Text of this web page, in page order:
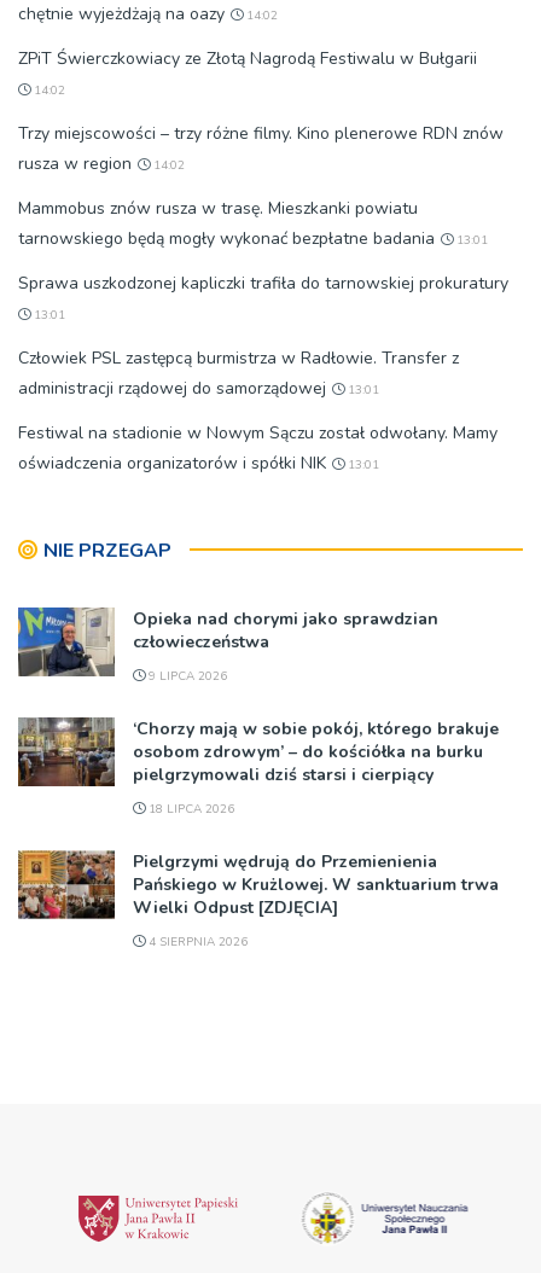
chętnie wyjeżdżają na oazy
14:02
ZPiT Świerczkowiacy ze Złotą Nagrodą Festiwalu w Bułgarii
14:02
Trzy miejscowości – trzy różne filmy. Kino plenerowe RDN znów
rusza w region
14:02
Mammobus znów rusza w trasę. Mieszkanki powiatu
tarnowskiego będą mogły wykonać bezpłatne badania
13:01
Sprawa uszkodzonej kapliczki trafiła do tarnowskiej prokuratury
13:01
Człowiek PSL zastępcą burmistrza w Radłowie. Transfer z
administracji rządowej do samorządowej
13:01
Festiwal na stadionie w Nowym Sączu został odwołany. Mamy
oświadczenia organizatorów i spółki NIK
13:01
NIE PRZEGAP
Opieka nad chorymi jako sprawdzian
człowieczeństwa
9 LIPCA 2026
‘Chorzy mają w sobie pokój, którego brakuje
osobom zdrowym’ – do kościółka na burku
pielgrzymowali dziś starsi i cierpiący
18 LIPCA 2026
Pielgrzymi wędrują do Przemienienia
Pańskiego w Krużlowej. W sanktuarium trwa
Wielki Odpust [ZDJĘCIA]
4 SIERPNIA 2026